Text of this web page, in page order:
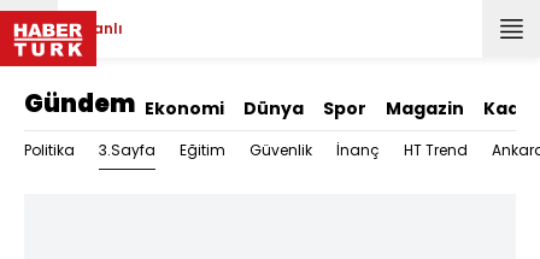
Canlı
Gündem Ekonomi Dünya Spor Magazin Kadın
Politika 3.Sayfa Eğitim Güvenlik İnanç HT Trend